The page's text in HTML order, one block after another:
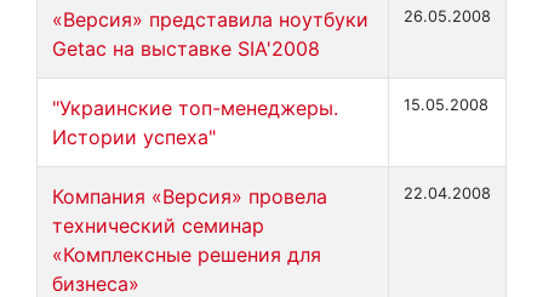
«Версия» представила ноутбуки
Getac на выставке SIA'2008
26.05.2008
"Украинские топ-менеджеры.
Истории успеха"
15.05.2008
Компания «Версия» провела
технический семинар
«Комплексные решения для
бизнеса»
22.04.2008